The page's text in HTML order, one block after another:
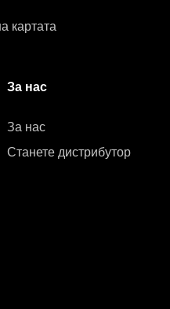
картата
За нас
За нас
Станете дистрибутор